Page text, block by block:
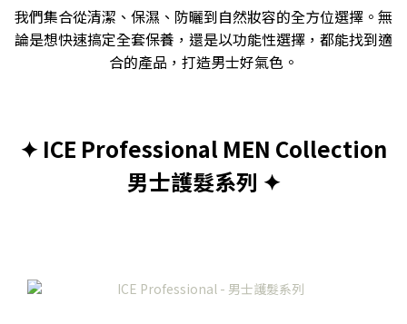
我們集合從清潔、保濕、防曬到自然妝容的全方位選擇。無
論是想快速搞定全套保養，還是以功能性選擇，都能找到適
合的產品，打造男士好氣色。
✦ ICE Professional MEN Collection
男士護髮系列 ✦